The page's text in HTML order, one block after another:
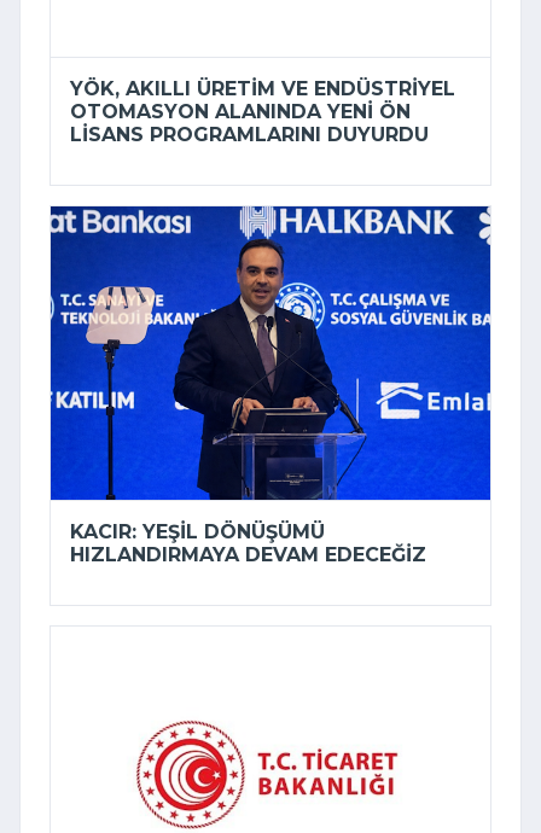
YÖK, AKILLI ÜRETIM VE ENDÜSTRIYEL
OTOMASYON ALANINDA YENI ÖN
LISANS PROGRAMLARINI DUYURDU
KACIR: YEŞIL DÖNÜŞÜMÜ
HIZLANDIRMAYA DEVAM EDECEĞIZ